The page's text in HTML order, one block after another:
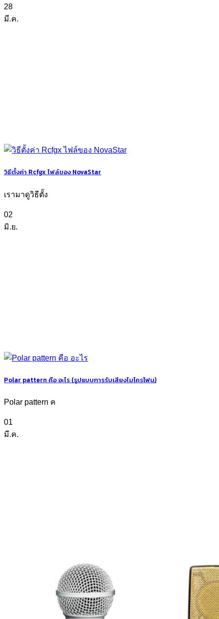
28
มี.ค.
วิธีตั้งค่า Rcfgx ไฟล์ของ NovaStar
เรามาดูวิธีตั้ง
02
มิ.ย.
Polar pattern คือ อะไร (รูปแบบการรับเสียงไมโครโฟน)
Polar pattern ค
01
มี.ค.